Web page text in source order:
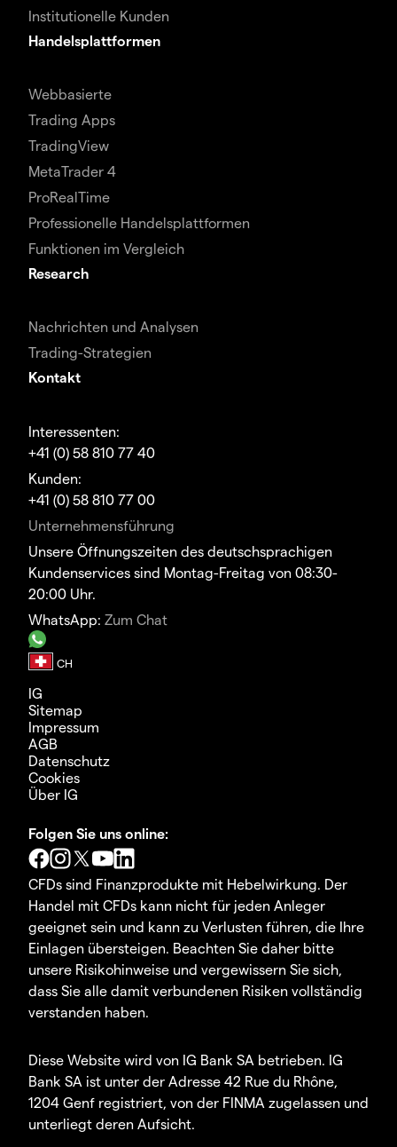
Institutionelle Kunden
Handelsplattformen
Webbasierte
Trading Apps
TradingView
MetaTrader 4
ProRealTime
Professionelle Handelsplattformen
Funktionen im Vergleich
Research
Nachrichten und Analysen
Trading-Strategien
Kontakt
Interessenten:
+41 (0) 58 810 77 40
Kunden:
+41 (0) 58 810 77 00
Unternehmensführung
Unsere Öffnungszeiten des deutschsprachigen
Kundenservices sind Montag-Freitag von 08:30-
20:00 Uhr.
WhatsApp: Zum Chat
IG
Sitemap
Impressum
AGB
Datenschutz
Cookies
Über IG
Folgen Sie uns online:
CFDs sind Finanzprodukte mit Hebelwirkung. Der
Handel mit CFDs kann nicht für jeden Anleger
geeignet sein und kann zu Verlusten führen, die Ihre
Einlagen übersteigen. Beachten Sie daher bitte
unsere Risikohinweise und vergewissern Sie sich,
dass Sie alle damit verbundenen Risiken vollständig
verstanden haben.
Diese Website wird von IG Bank SA betrieben. IG
Bank SA ist unter der Adresse 42 Rue du Rhône,
1204 Genf registriert, von der FINMA zugelassen und
unterliegt deren Aufsicht.